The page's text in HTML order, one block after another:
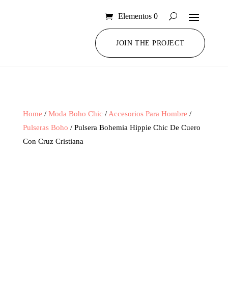
Elementos 0
JOIN THE PROJECT
Home / Moda Boho Chic / Accesorios Para Hombre /
Pulseras Boho / Pulsera Bohemia Hippie Chic De Cuero
Con Cruz Cristiana